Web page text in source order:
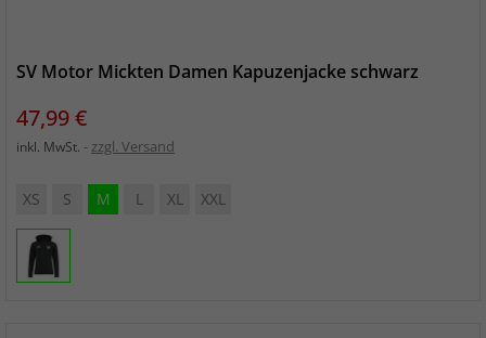
SV Motor Mickten Damen Kapuzenjacke schwarz
Preis
47,99 €
inkl. MwSt. zzgl. Versand
XS S M L XL XXL